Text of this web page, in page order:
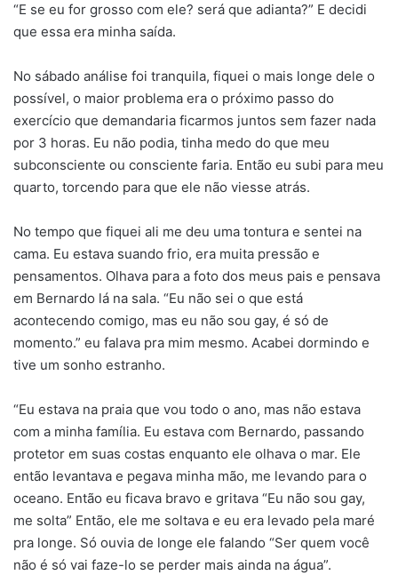
“E se eu for grosso com ele? será que adianta?” E decidi
que essa era minha saída.
No sábado análise foi tranquila, fiquei o mais longe dele o
possível, o maior problema era o próximo passo do
exercício que demandaria ficarmos juntos sem fazer nada
por 3 horas. Eu não podia, tinha medo do que meu
subconsciente ou consciente faria. Então eu subi para meu
quarto, torcendo para que ele não viesse atrás.
No tempo que fiquei ali me deu uma tontura e sentei na
cama. Eu estava suando frio, era muita pressão e
pensamentos. Olhava para a foto dos meus pais e pensava
em Bernardo lá na sala. “Eu não sei o que está
acontecendo comigo, mas eu não sou gay, é só de
momento.” eu falava pra mim mesmo. Acabei dormindo e
tive um sonho estranho.
“Eu estava na praia que vou todo o ano, mas não estava
com a minha família. Eu estava com Bernardo, passando
protetor em suas costas enquanto ele olhava o mar. Ele
então levantava e pegava minha mão, me levando para o
oceano. Então eu ficava bravo e gritava “Eu não sou gay,
me solta” Então, ele me soltava e eu era levado pela maré
pra longe. Só ouvia de longe ele falando “Ser quem você
não é só vai faze-lo se perder mais ainda na água”.